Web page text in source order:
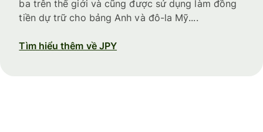
ba trên thế giới và cũng được sử dụng làm đồng
tiền dự trữ cho bảng Anh và đô-la Mỹ....
Tìm hiểu thêm về JPY